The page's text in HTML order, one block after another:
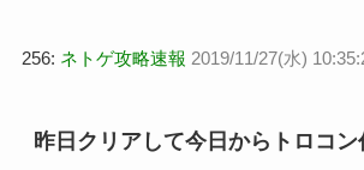
256: ネトゲ攻略速報 2019/11/27(水)
昨日クリアして今日からトロコ